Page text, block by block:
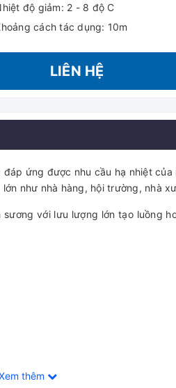
độ giảm: 2 - 8 độ C
cách tác dụng: 10m
LIÊN HỆ
ứng được nhu cầu hạ nhiệt
như nhà hàng, hội trường, nhà
với lưu lượng lớn tạo luồng
thêm